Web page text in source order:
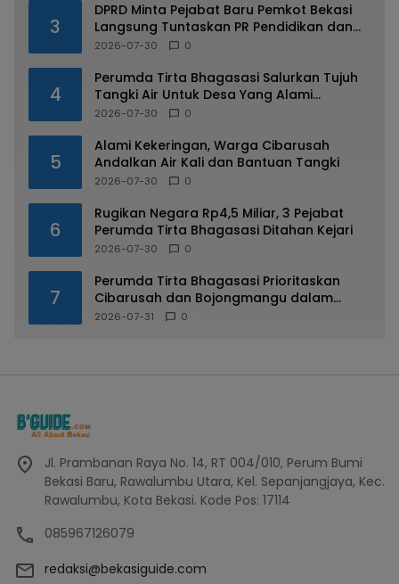
3
DPRD Minta Pejabat Baru Pemkot Bekasi
Langsung Tuntaskan PR Pendidikan dan
Kesehatan
2026-07-30 0
4
Perumda Tirta Bhagasasi Salurkan Tujuh
Tangki Air Untuk Desa Yang Alami
Kekeringan di Cibarusah
2026-07-30 0
5
Alami Kekeringan, Warga Cibarusah
Andalkan Air Kali dan Bantuan Tangki
2026-07-30 0
6
Rugikan Negara Rp4,5 Miliar, 3 Pejabat
Perumda Tirta Bhagasasi Ditahan Kejari
2026-07-30 0
7
Perumda Tirta Bhagasasi Prioritaskan
Cibarusah dan Bojongmangu dalam
Distribusi Air Bersih
2026-07-31 0
Jl. Prambanan Raya No. 14, RT 004/010, Perum Bumi
Bekasi Baru, Rawalumbu Utara, Kel. Sepanjangjaya, Kec.
Rawalumbu, Kota Bekasi. Kode Pos: 17114
085967126079
redaksi@bekasiguide.com